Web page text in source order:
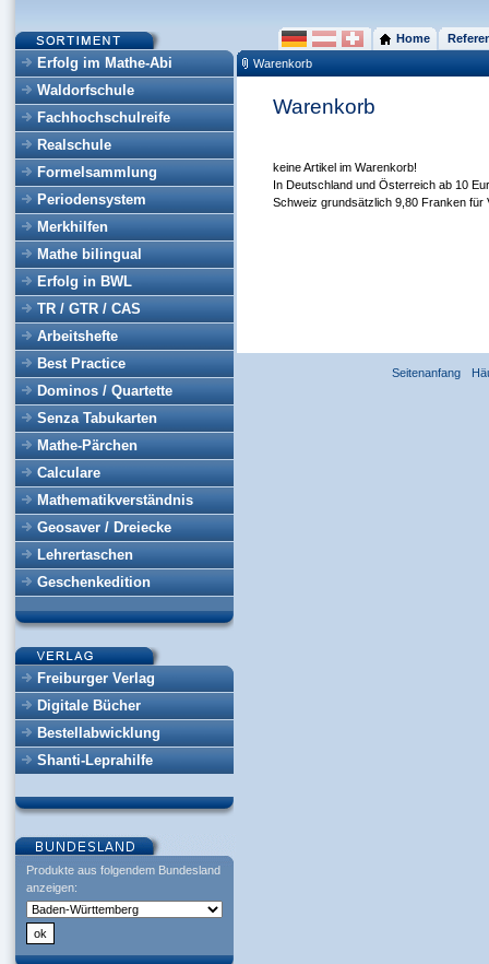
Erfolg im Mathe-Abi
Waldorfschule
Fachhochschulreife
Realschule
Formelsammlung
Periodensystem
Merkhilfen
Mathe bilingual
Erfolg in BWL
TR / GTR / CAS
Arbeitshefte
Best Practice
Dominos / Quartette
Senza Tabukarten
Mathe-Pärchen
Calculare
Mathematikverständnis
Geosaver / Dreiecke
Lehrertaschen
Geschenkedition
Freiburger Verlag
Digitale Bücher
Bestellabwicklung
Shanti-Leprahilfe
Produkte aus folgendem Bundesland
anzeigen:
Home
Warenkorb
Warenkorb
keine Artikel im Warenkorb!
In Deutschland und Österreich ab 10
Schweiz grundsätzlich 9,80 Franken für
Seitenanfang